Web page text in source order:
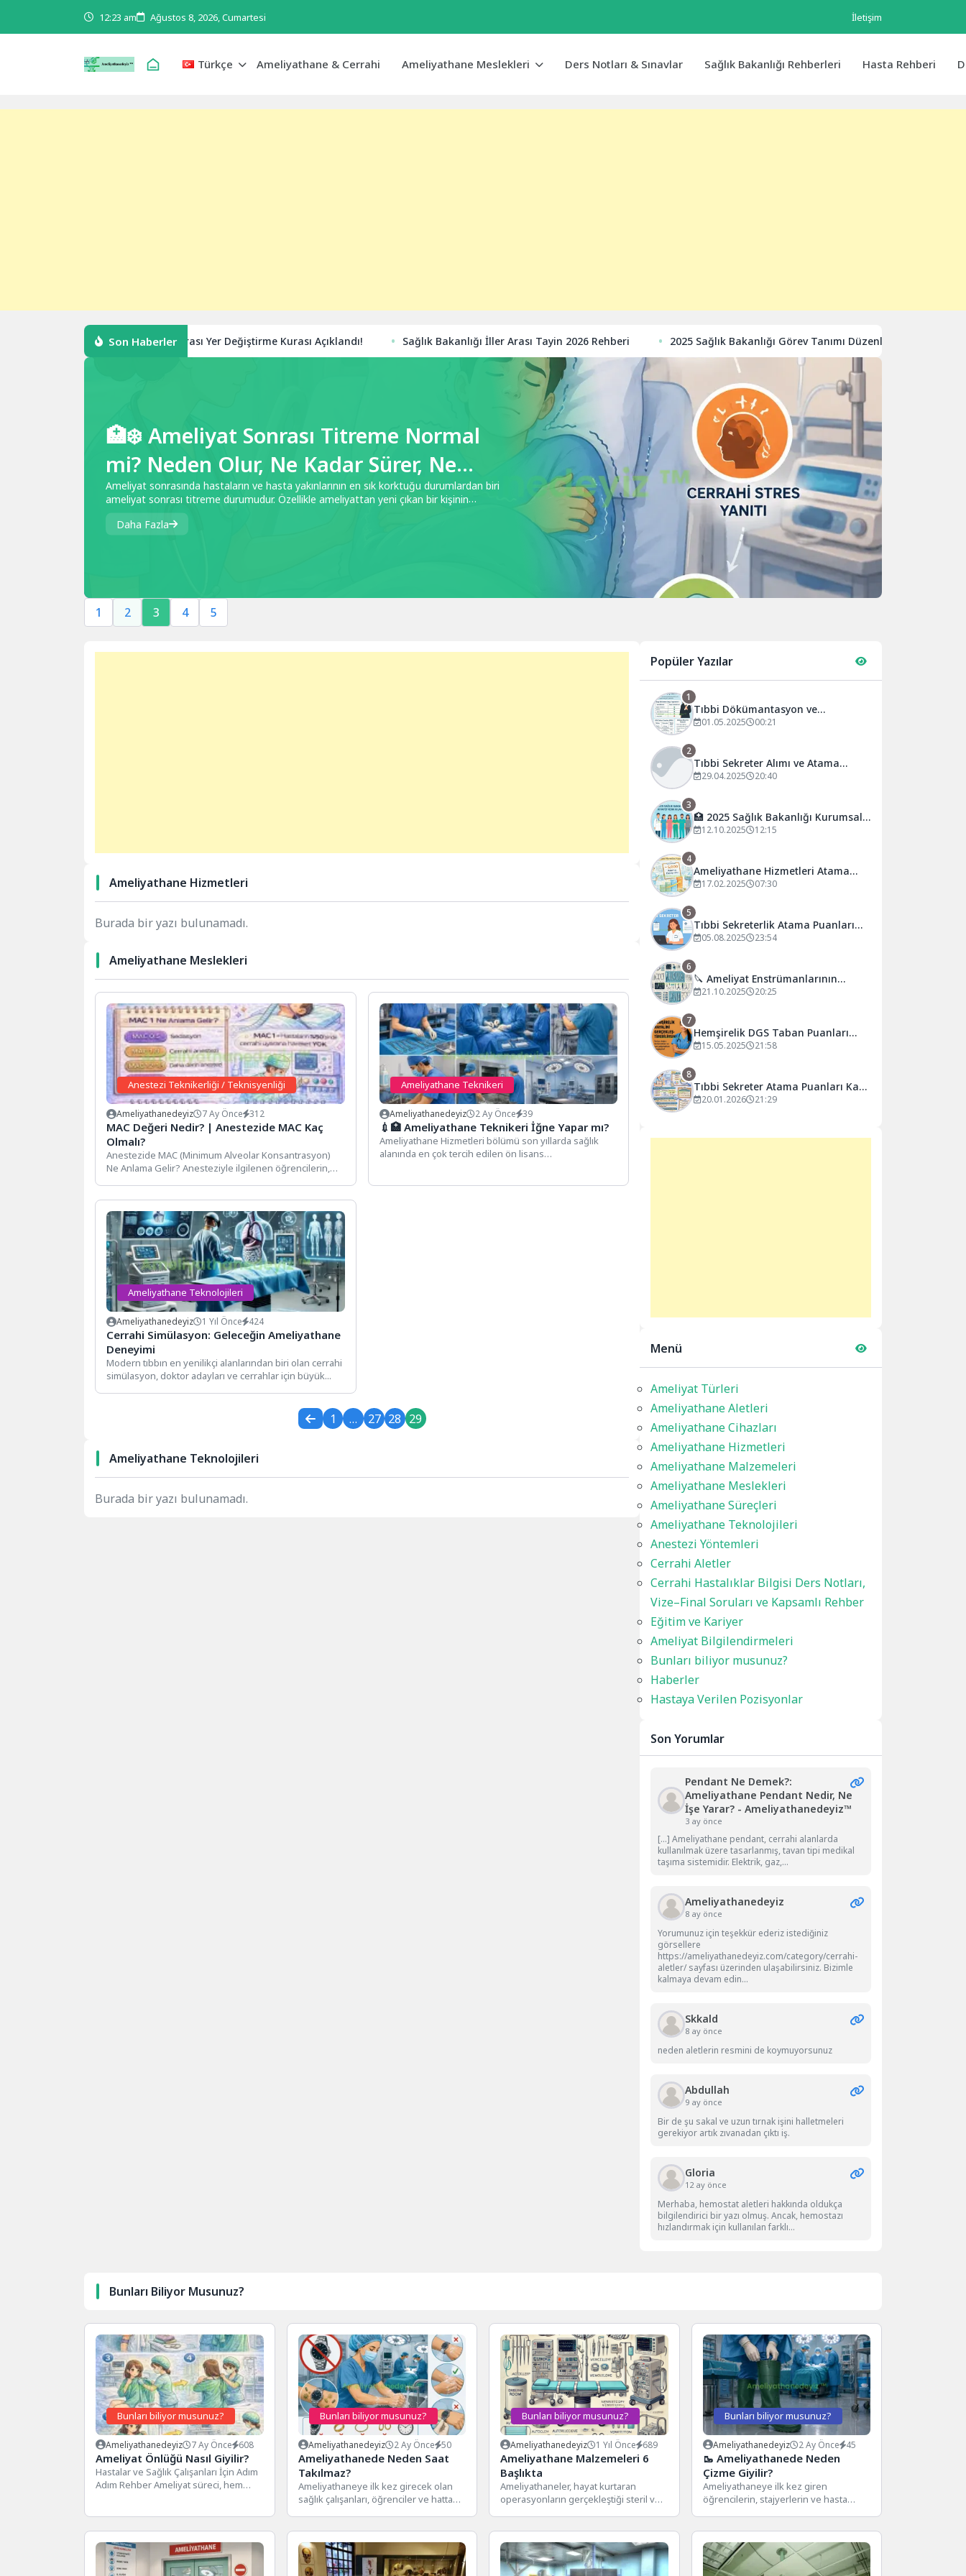
12:23 am Ağustos 8, 2026, Cumartesi İletişim
Türkçe Ameliyathane & Cerrahi Ameliyathane Meslekleri Ders Notları & Sınavlar Sağlık Bakanlığı Rehberleri Hasta Rehberi
Son Haberler
Dönemi İsteğe Bağlı İller Arası Yer Değiştirme Kurası Açıklandı! Sağlık Bakanlığı İller Arası Tayin 2026 Rehberi 2025 Sağlık Bakanlığı Görev Tanımı Düzenlemesi (Duyum):
🏥❄️ Ameliyat Sonrası Titreme Normal
mi? Neden Olur, Ne Kadar Sürer, Ne
Zaman Geçer?
Ameliyat sonrasında hastaların ve hasta yakınlarının en sık korktuğu durumlardan biri
ameliyat sonrası titreme durumudur. Özellikle ameliyattan yeni çıkan bir kişinin
istemsiz şekilde titrediğini görmek...
Daha Fazla
1 2 3 4 5
Ameliyathane Hizmetleri
Burada bir yazı bulunamadı.
Ameliyathane Meslekleri
Anestezi Teknikerliği / Teknisyenliği
Ameliyathanedeyiz 7 Ay Önce 312
MAC Değeri Nedir? | Anestezide MAC Kaç
Olmalı?
Anestezide MAC (Minimum Alveolar Konsantrasyon)
Ne Anlama Gelir? Anesteziyle ilgilenen öğrencilerin,
Ameliyathane Teknikeri
Ameliyathanedeyiz 2 Ay Önce 39
💉🏥 Ameliyathane Teknikeri İğne Yapar mı?
Ameliyathane Hizmetleri bölümü son yıllarda sağlık
alanında en çok tercih edilen ön lisans
Ameliyathane Teknolojileri
Ameliyathanedeyiz 1 Yıl Önce 424
Cerrahi Simülasyon: Geleceğin Ameliyathane
Deneyimi
Modern tıbbın en yenilikçi alanlarından biri olan cerrahi
simülasyon, doktor adayları ve cerrahlar için büyük...
1 … 27 28 29
Ameliyathane Teknolojileri
Burada bir yazı bulunamadı.
Popüler Yazılar
1
Tıbbi Dökümantasyon ve
Sekreterlik DGS Geçiş Rehberi
01.05.2025 00:21
2
Tıbbi Sekreter Alımı ve Atama
Puanları – Güncel Rehber
29.04.2025 20:40
3
🏥 2025 Sağlık Bakanlığı Kurumsal
Kimlik Kılavuzu: Personel Kıyafet
12.10.2025 12:15
4
Ameliyathane Hizmetleri Atama
Sayısı İçin KPSS Sıralama Rehberi
17.02.2025 07:30
5
Tıbbi Sekreterlik Atama Puanları
Son 5 Yıl: 2020-2025 Arası Puanlar
05.08.2025 23:54
6
🔪 Ameliyat Enstrümanlarının
Sınıflandırılması ve Özellikleri
21.10.2025 20:25
7
Hemşirelik DGS Taban Puanları
2025: En Güncel Bilgiler ve Sık
15.05.2025 21:58
8
Tıbbi Sekreter Atama Puanları Kaça
Düşer 2026 |Alım Olacak mı?
20.01.2026 21:29
Menü
Ameliyat Türleri
Ameliyathane Aletleri
Ameliyathane Cihazları
Ameliyathane Hizmetleri
Ameliyathane Malzemeleri
Ameliyathane Meslekleri
Ameliyathane Süreçleri
Ameliyathane Teknolojileri
Anestezi Yöntemleri
Cerrahi Aletler
Cerrahi Hastalıklar Bilgisi Ders Notları,
Vize–Final Soruları ve Kapsamlı Rehber
Eğitim ve Kariyer
Ameliyat Bilgilendirmeleri
Bunları biliyor musunuz?
Haberler
Hastaya Verilen Pozisyonlar
Son Yorumlar
Pendant Ne Demek?:
Ameliyathane Pendant Nedir, Ne
İşe Yarar? - Ameliyathanedeyiz™
3 ay önce
[…] Ameliyathane pendant, cerrahi alanlarda
kullanılmak üzere tasarlanmış, tavan tipi medikal
taşıma sistemidir. Elektrik, gaz,...
Ameliyathanedeyiz
8 ay önce
Yorumunuz için teşekkür ederiz istediğiniz
görsellere
https://ameliyathanedeyiz.com/category/cerrahi-
aletler/ sayfası üzerinden ulaşabilirsiniz. Bizimle
kalmaya devam edin...
Skkald
8 ay önce
neden aletlerin resmini de koymuyorsunuz
Abdullah
9 ay önce
Bir de şu sakal ve uzun tırnak işini halletmeleri
gerekiyor artık zıvanadan çıktı iş.
Gloria
12 ay önce
Merhaba, hemostat aletleri hakkında oldukça
bilgilendirici bir yazı olmuş. Ancak, hemostazı
hızlandırmak için kullanılan farklı...
Bunları Biliyor Musunuz?
Bunları biliyor musunuz?
Ameliyathanedeyiz 7 Ay Önce 608
Ameliyat Önlüğü Nasıl Giyilir?
Hastalar ve Sağlık Çalışanları İçin Adım
Adım Rehber Ameliyat süreci, hem
Bunları biliyor musunuz?
Ameliyathanedeyiz 2 Ay Önce 50
Ameliyathanede Neden Saat
Takılmaz?
Ameliyathaneye ilk kez girecek olan
sağlık çalışanları, öğrenciler ve hatta
Bunları biliyor musunuz?
Ameliyathanedeyiz 1 Yıl Önce 689
Ameliyathane Malzemeleri 6
Başlıkta
Ameliyathaneler, hayat kurtaran
operasyonların gerçekleştiği steril ve
Bunları biliyor musunuz?
Ameliyathanedeyiz 2 Ay Önce 45
🥾 Ameliyathanede Neden
Çizme Giyilir?
Ameliyathaneye ilk kez giren
öğrencilerin, stajyerlerin ve hasta